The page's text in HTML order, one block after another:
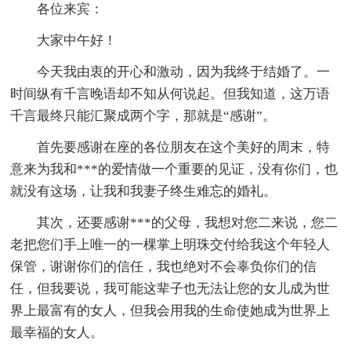
各位来宾：
大家中午好！
今天我由衷的开心和激动，因为我终于结婚了。一
时间纵有千言晚语却不知从何说起。但我知道，这万语
千言最终只能汇聚成两个字，那就是“感谢”。
首先要感谢在座的各位朋友在这个美好的周末，特
意来为我和***的爱情做一个重要的见证，没有你们，也
就没有这场，让我和我妻子终生难忘的婚礼。
其次，还要感谢***的父母，我想对您二来说，您二
老把您们手上唯一的一棵掌上明珠交付给我这个年轻人
保管，谢谢你们的信任，我也绝对不会辜负你们的信
任，但我要说，我可能这辈子也无法让您的女儿成为世
界上最富有的女人，但我会用我的生命使她成为世界上
最幸福的女人。